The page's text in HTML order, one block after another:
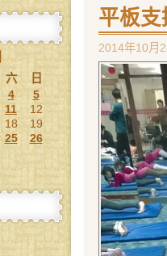
六
日
4
5
11
12
18
19
25
26
平板支
2014年10月